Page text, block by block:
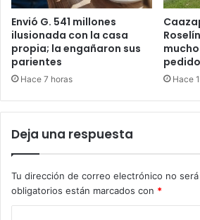
Envió G. 541 millones
ilusionada con la casa
propia; la engañaron sus
parientes
Hace 7 horas Hace
Deja una respuesta
Tu dirección de correo electrónico no será
obligatorios están marcados con *